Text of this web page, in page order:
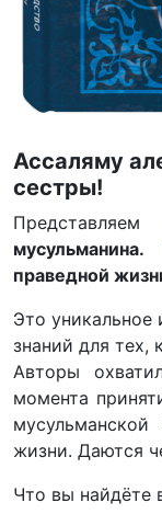
Ассаляму
сестры!
праведной
Это уникальное
знаний для тех,
Авторы
момента
жизни. Даются
Что вы найдёте